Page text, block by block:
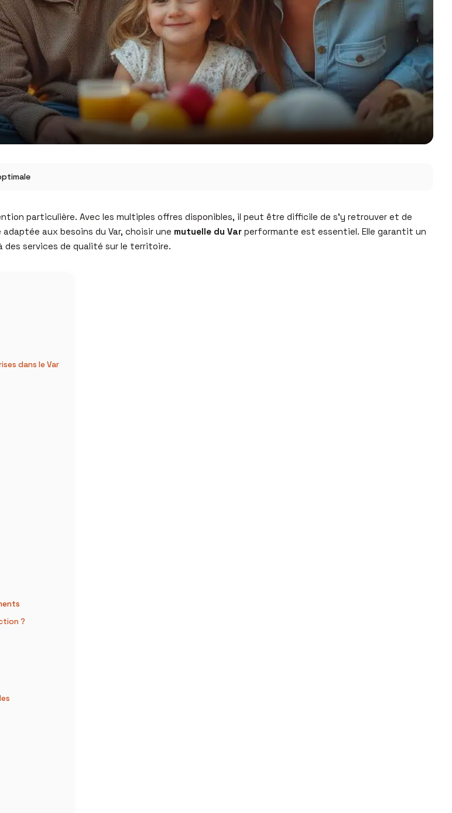
particulière. Avec les multiples offres disponibles, il peut être difficile de s’y retrouver et de
aux besoins du Var, choisir une mutuelle du Var performante est essentiel. Elle garantit un
services de qualité sur le territoire.
dans le Var
?